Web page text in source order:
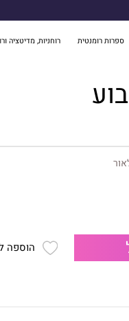
ספרות רומנטית רוחניות, מדיטציה
הוספה